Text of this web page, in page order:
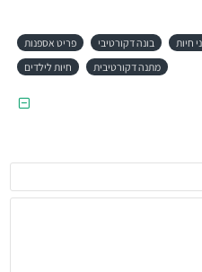
חיות בונה דקורטיבי
פריט אספנות
מתנה דקורטיבית
חיות לילדים